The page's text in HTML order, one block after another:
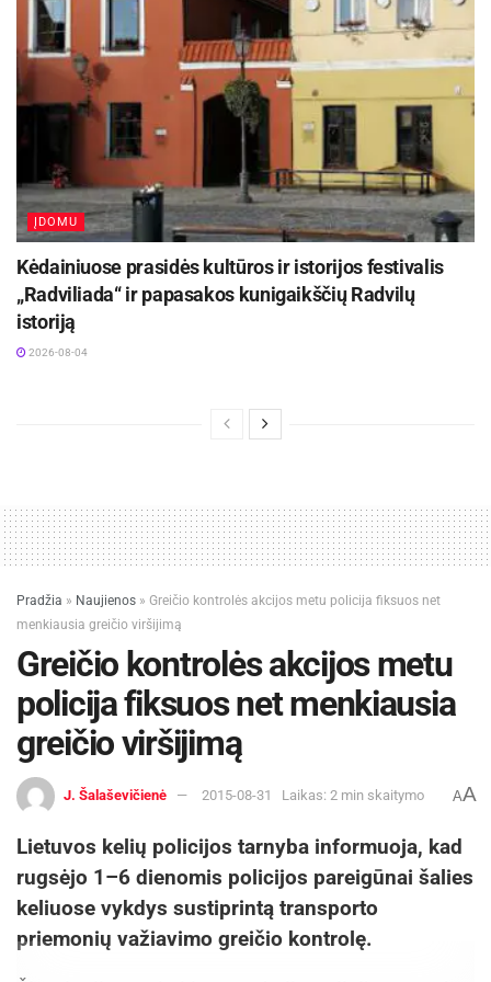
ĮDOMU
Kėdainiuose prasidės kultūros ir istorijos festivalis
„Radviliada“ ir papasakos kunigaikščių Radvilų
istoriją
2026-08-04
Pradžia » Naujienos » Greičio kontrolės akcijos metu policija fiksuos net
menkiausia greičio viršijimą
Greičio kontrolės akcijos metu
policija fiksuos net menkiausia
greičio viršijimą
J. Šalaševičienė 2015-08-31 Laikas: 2 min skaitymo AA
Lietuvos kelių policijos tarnyba informuoja, kad
rugsėjo 1–6 dienomis policijos pareigūnai šalies
keliuose vykdys sustiprintą transporto
priemonių važiavimo greičio kontrolę.